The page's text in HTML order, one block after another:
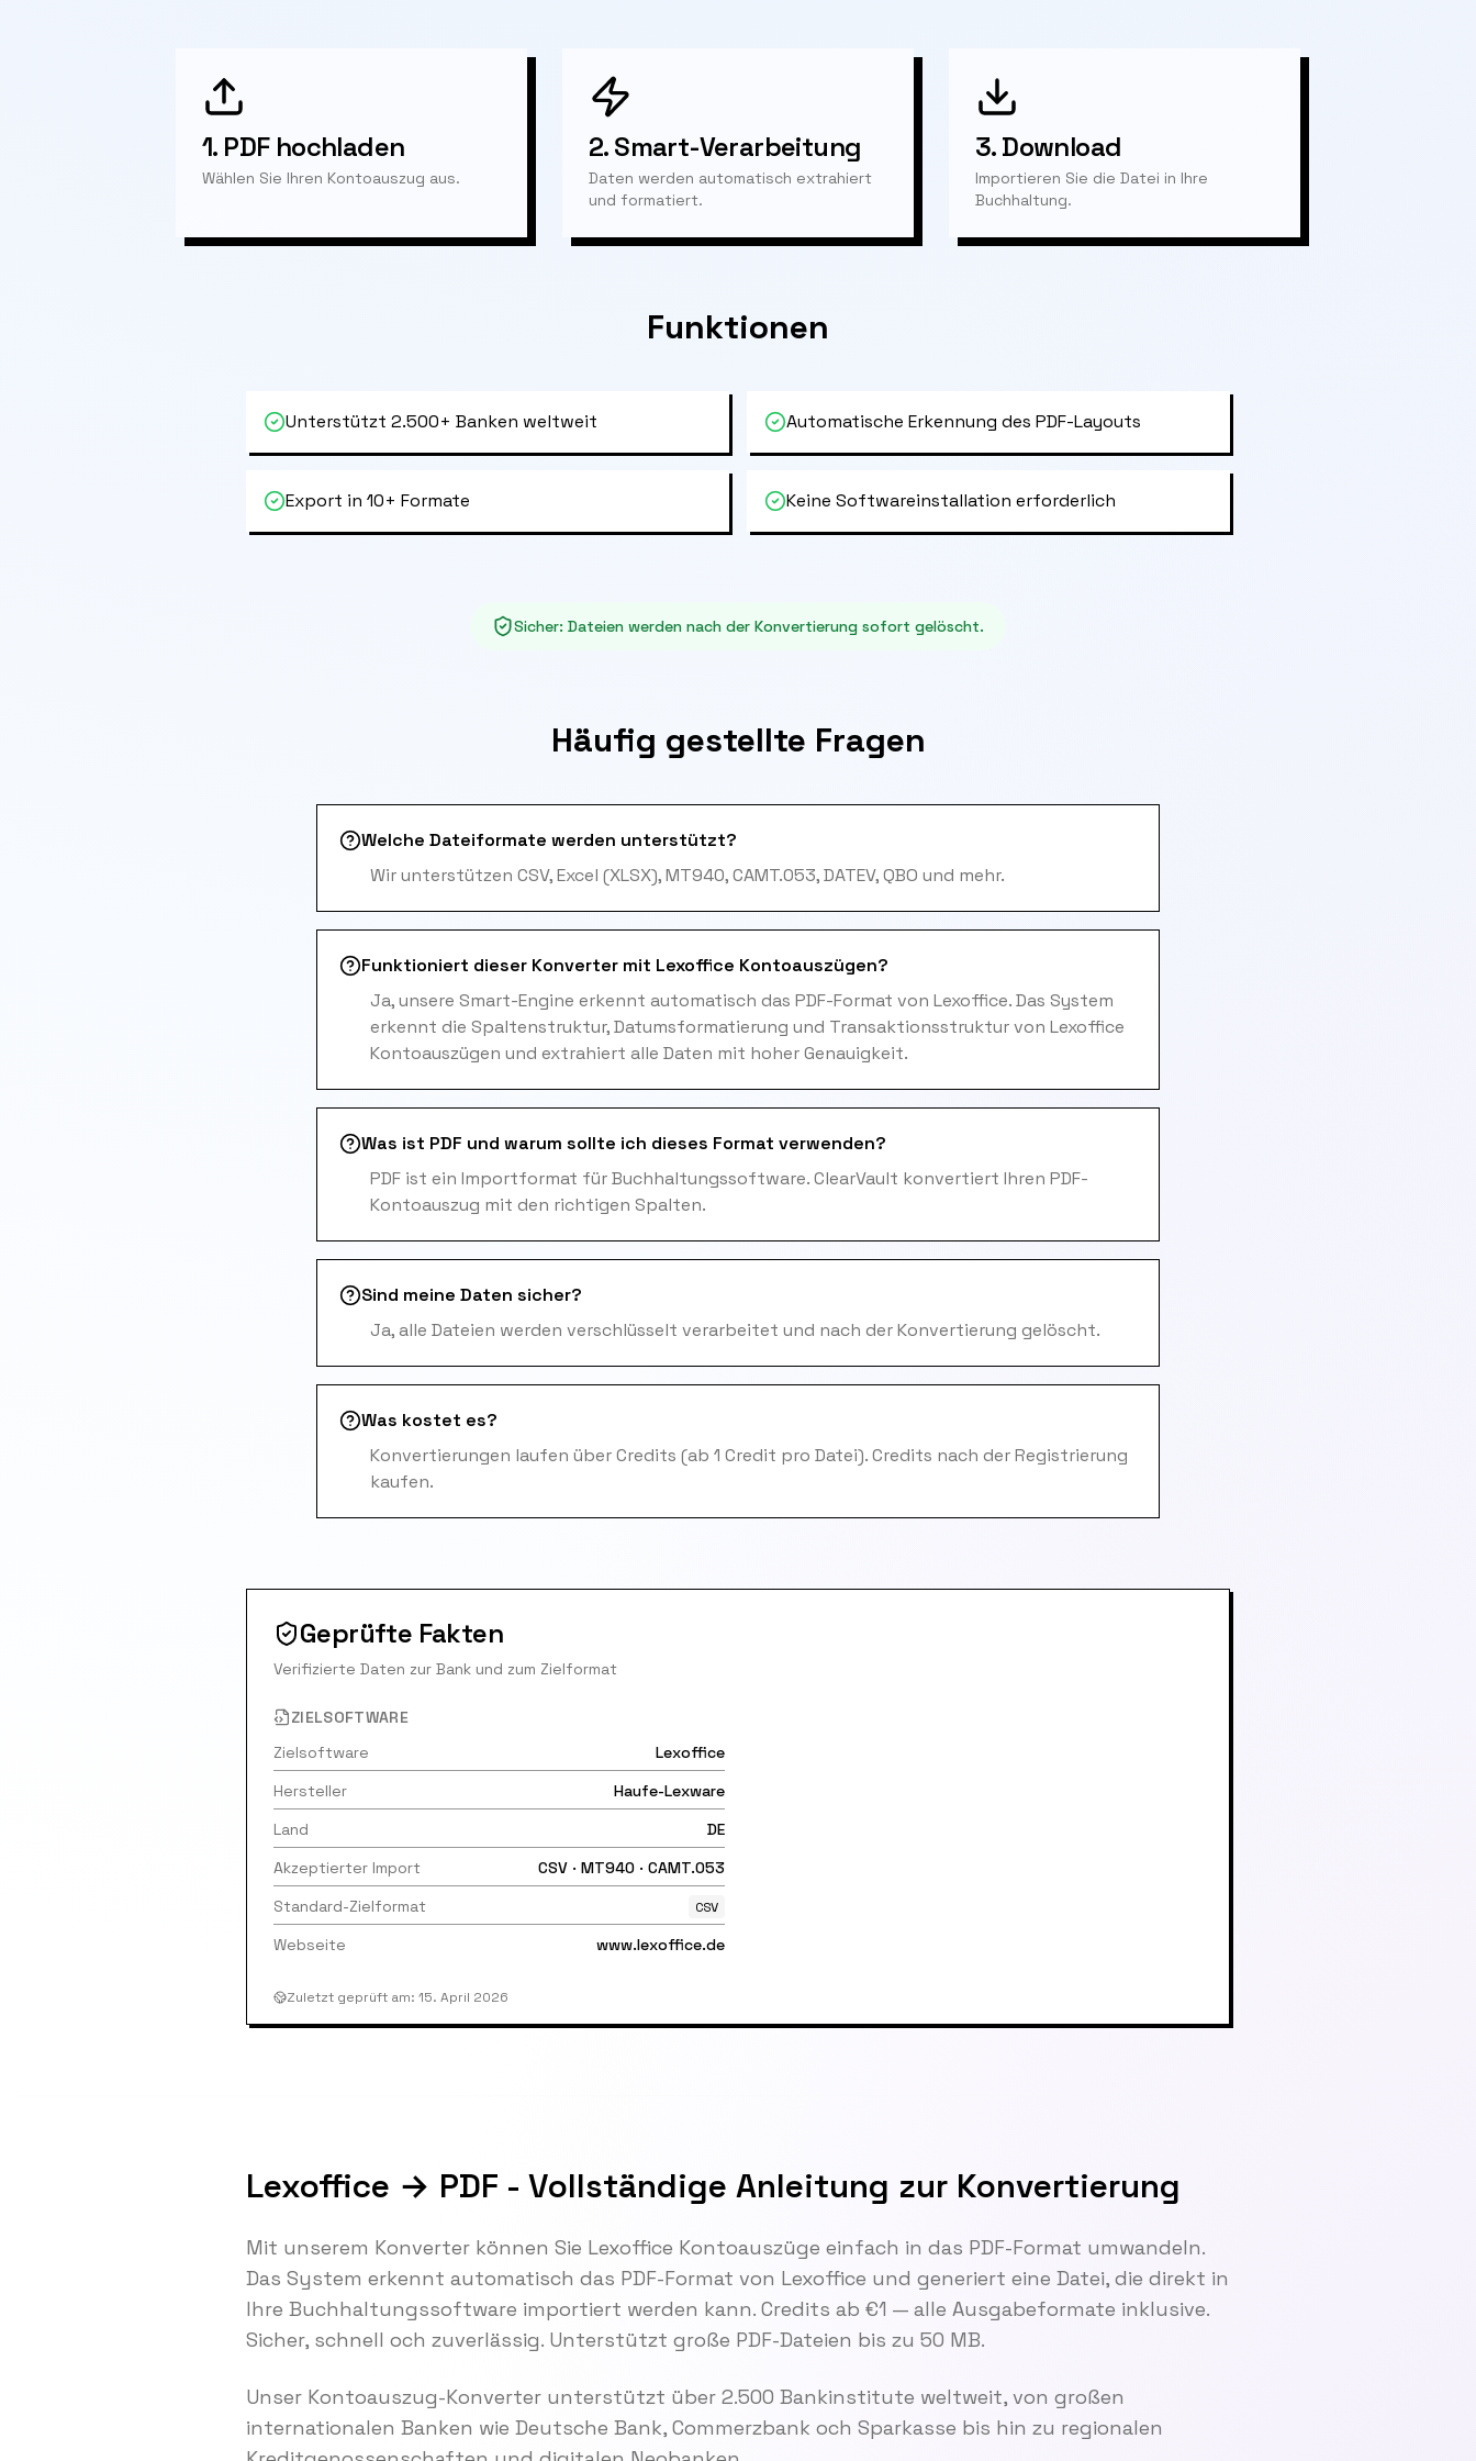
1. PDF hochladen
Wählen Sie Ihren Kontoauszug aus.
2.Smart-Verarbeitung
Daten werden automatisch extrahiert
und formatiert.
3.Download
Importieren Sie die Datei in Ihre
Buchhaltung.
Funktionen
Unterstützt 2.500+ Banken weltweit Automatische Erkennung des PDF-Layouts
Export in 10+ Formate Keine Softwareinstallation erforderlich
Sicher: Dateien werden nach der Konvertierung sofort gelöscht.
Häufig gestellte Fragen
Welche Dateiformate werden unterstützt?
Wir unterstützen CSV, Excel (XLSX), MT940, CAMT.053, DATEV, QBO und mehr.
Funktioniert dieser Konverter mit Lexoffice Kontoauszügen?
Ja, unsere Smart-Engine erkennt automatisch das PDF-Format von Lexoffice. Das System
erkennt die Spaltenstruktur, Datumsformatierung und Transaktionsstruktur von Lexoffice
Kontoauszügen und extrahiert alle Daten mit hoher Genauigkeit.
Was ist PDF und warum sollte ich dieses Format verwenden?
PDF ist ein Importformat für Buchhaltungssoftware. ClearVault konvertiert Ihren PDF-
Kontoauszug mit den richtigen Spalten.
Sind meine Daten sicher?
Ja, alle Dateien werden verschlüsselt verarbeitet und nach der Konvertierung gelöscht.
Was kostet es?
Konvertierungen laufen über Credits (ab 1 Credit pro Datei). Credits nach der Registrierung
kaufen.
Geprüfte Fakten
Verifizierte Daten zur Bank und zum Zielformat
ZIELSOFTWARE
Zielsoftware
Lexoffice
Hersteller
Haufe-Lexware
Land
DE
Akzeptierter Import
CSV · MT940 · CAMT.053
Standard-Zielformat
CSV
Webseite www.lexoffice.de
Zuletzt geprüft am: 15. April 2026
Lexoffice → PDF - Vollständige Anleitung zur Konvertierung
Mit unserem Konverter können Sie Lexoffice Kontoauszüge einfach in das PDF-Format umwandeln.
Das System erkennt automatisch das PDF-Format von Lexoffice und generiert eine Datei, die direkt in
Ihre Buchhaltungssoftware importiert werden kann. Credits ab €1 — alle Ausgabeformate inklusive.
Sicher, schnell och zuverlässig. Unterstützt große PDF-Dateien bis zu 50 MB.
Unser Kontoauszug-Konverter unterstützt über 2.500 Bankinstitute weltweit, von großen
internationalen Banken wie Deutsche Bank, Commerzbank och Sparkasse bis hin zu regionalen